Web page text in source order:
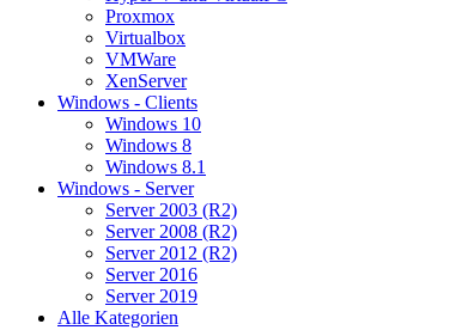
Proxmox
Virtualbox
VMWare
XenServer
Windows - Clients
Windows 10
Windows 8
Windows 8.1
Windows - Server
Server 2003 (R2)
Server 2008 (R2)
Server 2012 (R2)
Server 2016
Server 2019
Alle Kategorien